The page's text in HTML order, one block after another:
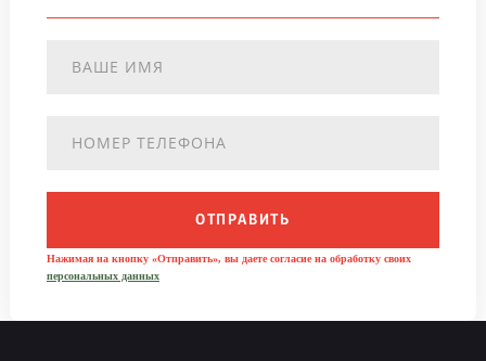
ОТПРАВИТЬ
Нажимая на кнопку «Отправить», вы даете согласие на обработку своих
персональных данных